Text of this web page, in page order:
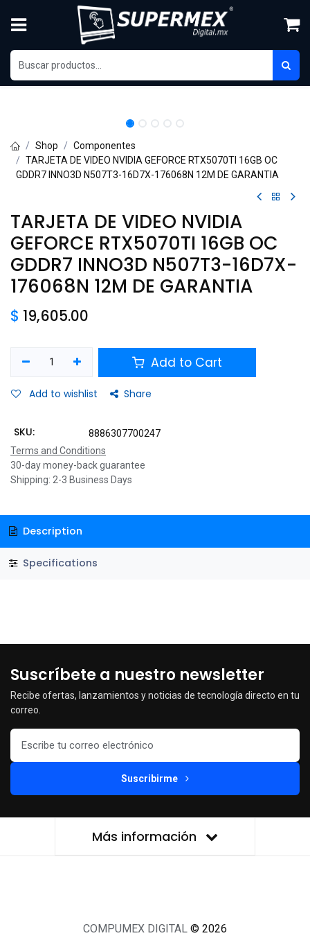
Shop
Componentes
TARJETA DE VIDEO NVIDIA GEFORCE RTX5070TI 16GB OC
GDDR7 INNO3D N507T3-16D7X-176068N 12M DE GARANTIA
TARJETA DE VIDEO NVIDIA
GEFORCE RTX5070TI 16GB OC
GDDR7 INNO3D N507T3-16D7X-
176068N 12M DE GARANTIA
$ 19,605.00
Add to Cart
Add to wishlist Share
SKU:
8886307700247
Terms and Conditions
30-day money-back guarantee
Shipping: 2-3 Business Days
Description
Specifications
Suscríbete a nuestro newsletter
Recibe ofertas, lanzamientos y noticias de tecnología directo en tu
correo.
Suscribirme
Más información
COMPUMEX DIGITAL © 2026